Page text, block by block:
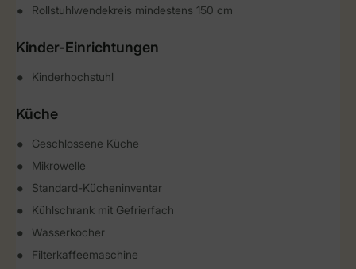
Rollstuhlwendekreis mindestens 150 cm
Kinder-Einrichtungen
Kinderhochstuhl
Küche
Geschlossene Küche
Mikrowelle
Standard-Kücheninventar
Kühlschrank mit Gefrierfach
Wasserkocher
Filterkaffeemaschine